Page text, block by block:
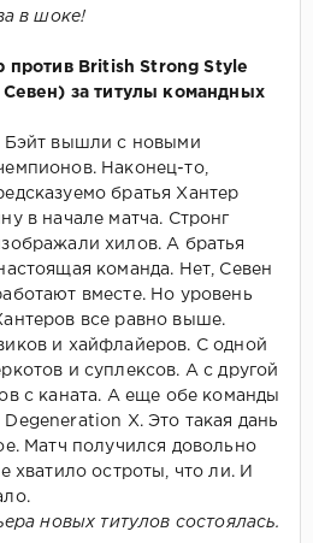
в шоке!
против British Strong Style
за титулы командных
Бэйт вышли с новыми
Наконец-то,
братья Хантер
в начале матча. Стронг
хилов. А братья
команда. Нет, Севен
вместе. Но уровень
все равно выше.
и хайфлайеров. С одной
и суплексов. А с другой
с каната. А еще обе команды
X. Это такая дань
Матч получился довольно
хватило остроты, что ли. И
новых титулов состоялась.